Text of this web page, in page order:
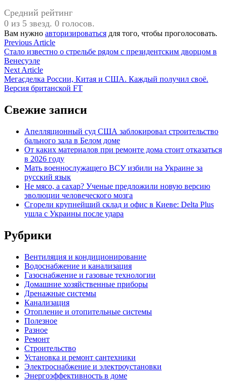
Средний рейтинг
0 из 5 звезд. 0 голосов.
Вам нужно авторизироваться для того, чтобы проголосовать.
Навигация
по
записям
Previous ArticlePrevious
article:
Стало известно о стрельбе рядом с президентским дворцом в
Венесуэле
Next ArticleNext
article:
Мегасделка России, Китая и США. Каждый получил своё.
Версия британской FT
Свежие записи
Апелляционный суд США заблокировал строительство
бального зала в Белом доме
От каких материалов при ремонте дома стоит отказаться
в 2026 году
Мать военнослужащего ВСУ избили на Украине за
русский язык
Не мясо, а сахар? Ученые предложили новую версию
эволюции человеческого мозга
Сгорели крупнейший склад и офис в Киеве: Delta Plus
ушла с Украины после удара
Рубрики
Вентиляция и кондиционирование
Водоснабжение и канализация
Газоснабжение и газовые технологии
Домашние хозяйственные приборы
Дренажные системы
Канализация
Отопление и отопительные системы
Полезное
Разное
Ремонт
Строительство
Установка и ремонт сантехники
Электроснабжение и электроустановки
Энергоэффективность в доме